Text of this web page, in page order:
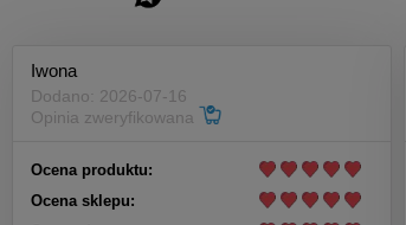
Iwona
Dodano: 2026-07-16
Opinia zweryfikowana
Ocena produktu:
Ocena sklepu: